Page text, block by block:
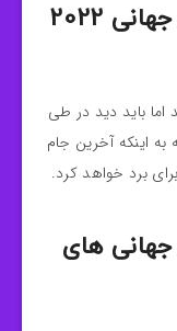
عملکرد این بازیکن در جام جهانی 2022
اما باید دید در طی
اینکه آخرین جام
برد خواهد کرد.
جهانی های